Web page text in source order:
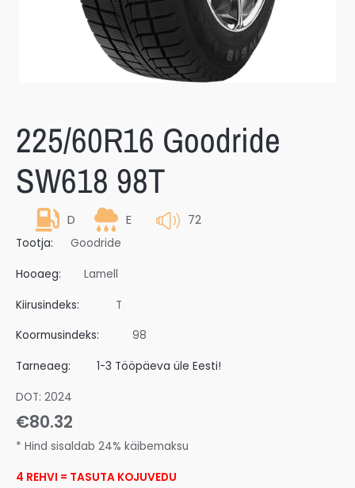
225/60R16 Goodride
SW618 98T
D E 72
Tootja: Goodride
Hooaeg: Lamell
Kiirusindeks: T
Koormusindeks: 98
Tarneaeg: 1-3 Tööpäeva üle Eesti!
DOT: 2024
€80.32
* Hind sisaldab 24% käibemaksu
4 REHVI = TASUTA KOJUVEDU